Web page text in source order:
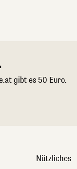
gibt es 50 Euro.
Nützliches